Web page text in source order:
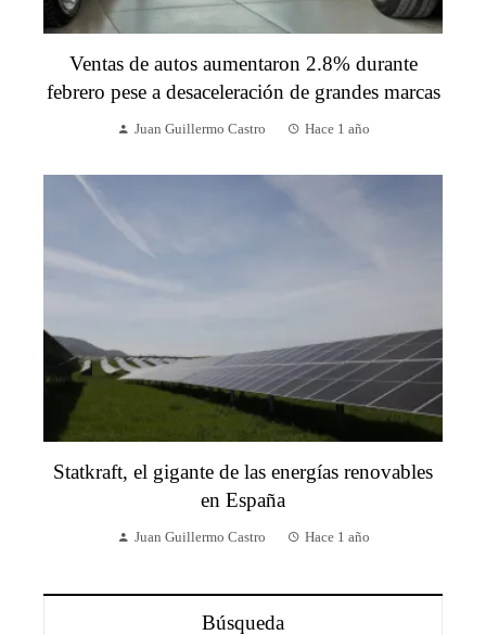
Ventas de autos aumentaron 2.8% durante
febrero pese a desaceleración de grandes marcas
Juan Guillermo Castro Hace 1 año
Statkraft, el gigante de las energías renovables
en España
Juan Guillermo Castro Hace 1 año
Búsqueda